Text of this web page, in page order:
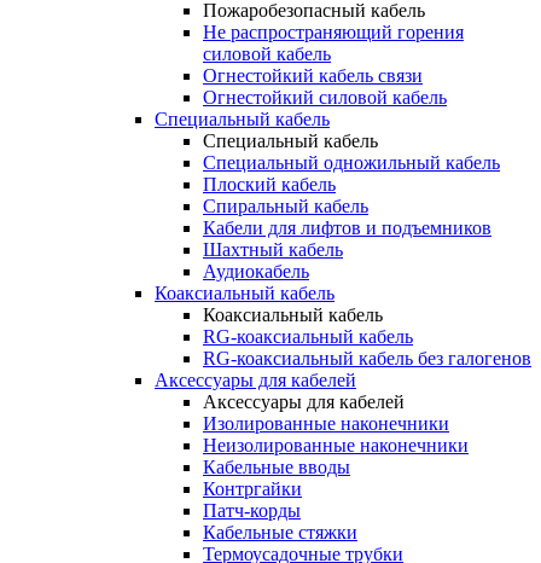
Пожаробезопасный кабель
Не распространяющий горения
силовой кабель
Огнестойкий кабель связи
Огнестойкий силовой кабель
Специальный кабель
Специальный кабель
Специальный одножильный кабель
Плоский кабель
Спиральный кабель
Кабели для лифтов и подъемников
Шахтный кабель
Аудиокабель
Коаксиальный кабель
Коаксиальный кабель
RG-коаксиальный кабель
RG-коаксиальный кабель без галогенов
Аксессуары для кабелей
Аксессуары для кабелей
Изолированные наконечники
Неизолированные наконечники
Кабельные вводы
Контргайки
Патч-корды
Кабельные стяжки
Термоусадочные трубки